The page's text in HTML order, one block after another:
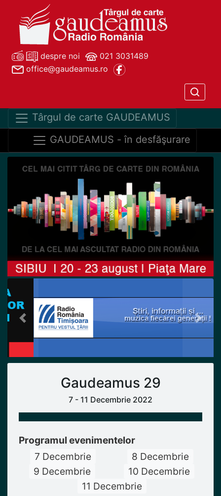
despre noi
021 3031489
office@gaudeamus.ro
Târgul de carte GAUDEAMUS
GAUDEAMUS - în desfăşurare
Previous Next
Gaudeamus 29
7 - 11 Decembrie 2022
Programul evenimentelor
7 Decembrie
8 Decembrie
9 Decembrie
10 Decembrie
11 Decembrie